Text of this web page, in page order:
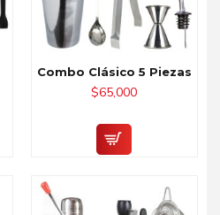
Combo Clásico 5 Piezas
$65,000